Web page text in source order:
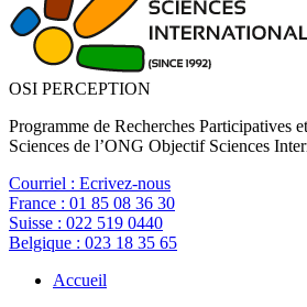
OSI PERCEPTION
Programme de Recherches Participatives
Sciences de l’ONG Objectif Sciences
Courriel : Ecrivez-nous
France : 01 85 08 36 30
Suisse : 022 519 0440
Belgique : 023 18 35 65
Accueil